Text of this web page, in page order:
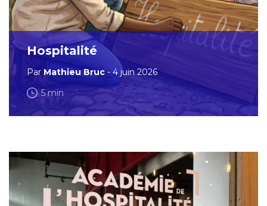
Hospitalité
Par Mathieu Bruc- 4 juin 2026
5 min